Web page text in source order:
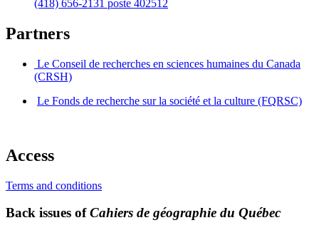
(418) 656-2131 poste 402512
Partners
Le Conseil de recherches en sciences humaines du Canada
(CRSH)
Le Fonds de recherche sur la société et la culture (FQRSC)
Access
Terms and conditions
Back issues ofCahiers de géographie du Québec